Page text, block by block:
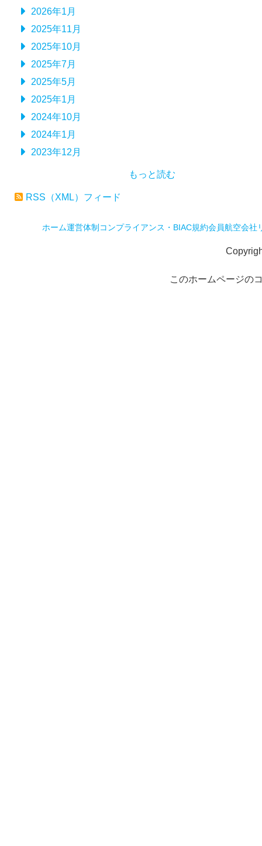
2026年1月
2025年11月
2025年10月
2025年7月
2025年5月
2025年1月
2024年10月
2024年1月
2023年12月
もっと読む
RSS（XML）フィード
ホーム運営体制 コンプライアンス・BIAC規約会員航空会社
このホームページの